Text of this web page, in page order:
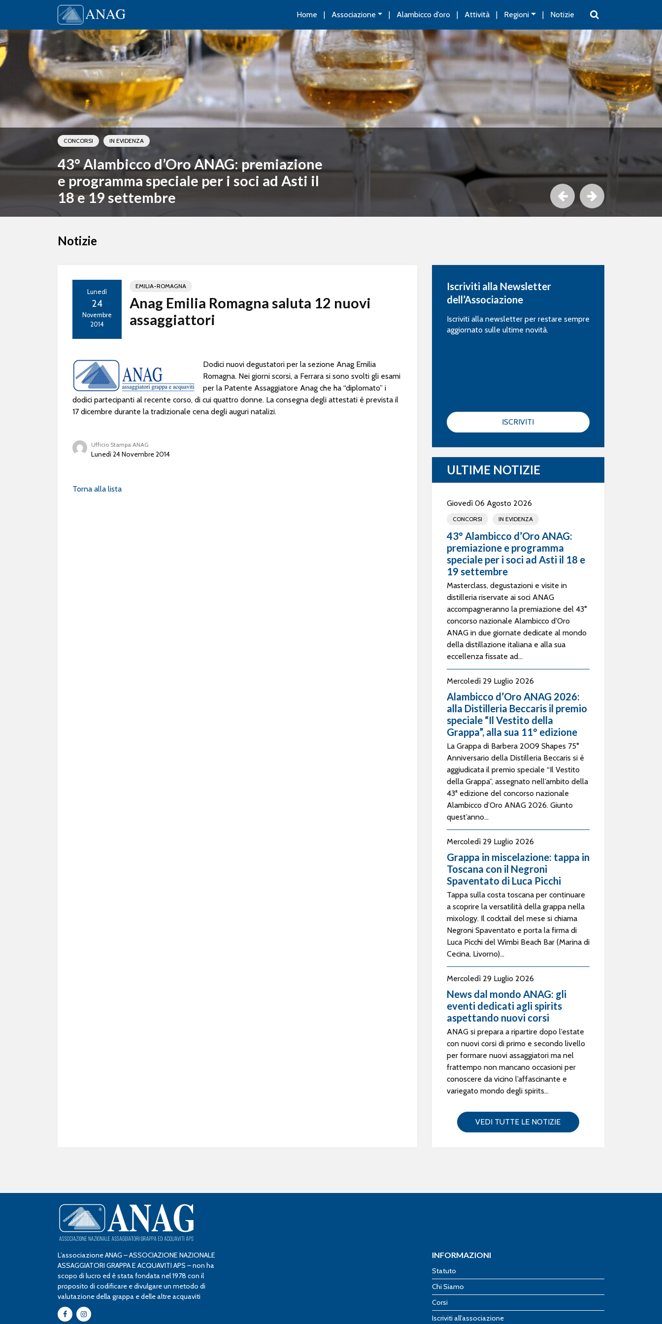
Main Navigation Home Associazione Alambicco d’oro Attività Regioni Notizie
CONCORSI IN EVIDENZA
43° Alambicco d’Oro ANAG: premiazione
e programma speciale per i soci ad Asti il
18 e 19 settembre
Notizie
Lunedì
24
Novembre
2014
EMILIA-ROMAGNA
Anag Emilia Romagna saluta 12 nuovi
assaggiattori
Dodici nuovi degustatori per la sezione Anag Emilia
Romagna. Nei giorni scorsi, a Ferrara si sono svolti gli esami
per la Patente Assaggiatore Anag che ha “diplomato” i
dodici partecipanti al recente corso, di cui quattro donne. La consegna degli attestati è prevista il
17 dicembre durante la tradizionale cena degli auguri natalizi.
Ufficio Stampa ANAG
Lunedì 24 Novembre 2014
Torna alla lista
Iscriviti alla Newsletter
dell’Associazione
Iscriviti alla newsletter per restare sempre
aggiornato sulle ultime novità.
ISCRIVITI
ULTIME NOTIZIE
Giovedì 06 Agosto 2026
CONCORSI IN EVIDENZA
43° Alambicco d’Oro ANAG:
premiazione e programma
speciale per i soci ad Asti il 18 e
19 settembre
Masterclass, degustazioni e visite in
distilleria riservate ai soci ANAG
accompagneranno la premiazione del 43°
concorso nazionale Alambicco d’Oro
ANAG in due giornate dedicate al mondo
della distillazione italiana e alla sua
eccellenza fissate ad...
Mercoledì 29 Luglio 2026
Alambicco d’Oro ANAG 2026:
alla Distilleria Beccaris il premio
speciale “Il Vestito della
Grappa”, alla sua 11° edizione
La Grappa di Barbera 2009 Shapes 75°
Anniversario della Distilleria Beccaris si è
aggiudicata il premio speciale “Il Vestito
della Grappa”, assegnato nell’ambito della
43ª edizione del concorso nazionale
Alambicco d’Oro ANAG 2026. Giunto
quest’anno...
Mercoledì 29 Luglio 2026
Grappa in miscelazione: tappa in
Toscana con il Negroni
Spaventato di Luca Picchi
Tappa sulla costa toscana per continuare
a scoprire la versatilità della grappa nella
mixology. Il cocktail del mese si chiama
Negroni Spaventato e porta la firma di
Luca Picchi del Wimbi Beach Bar (Marina di
Cecina, Livorno)...
Mercoledì 29 Luglio 2026
News dal mondo ANAG: gli
eventi dedicati agli spirits
aspettando nuovi corsi
ANAG si prepara a ripartire dopo l’estate
con nuovi corsi di primo e secondo livello
per formare nuovi assaggiatori ma nel
frattempo non mancano occasioni per
conoscere da vicino l’affascinante e
variegato mondo degli spirits...
VEDI TUTTE LE NOTIZIE
L’associazione ANAG – ASSOCIAZIONE NAZIONALE
ASSAGGIATORI GRAPPA E ACQUAVITI APS – non ha
scopo di lucro ed è stata fondata nel 1978 con il
proposito di codificare e divulgare un metodo di
valutazione della grappa e delle altre acquaviti
INFORMAZIONI
Statuto
Chi Siamo
Corsi
Iscriviti all’associazione